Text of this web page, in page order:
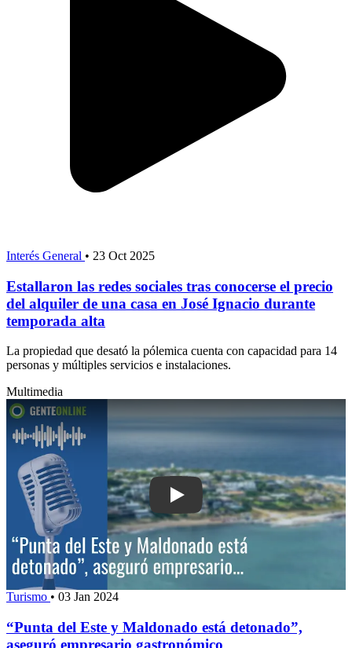
Interés General • 23 Oct 2025
Estallaron las redes sociales tras conocerse el precio
del alquiler de una casa en José Ignacio durante
temporada alta
La propiedad que desató la pólemica cuenta con capacidad para 14
personas y múltiples servicios e instalaciones.
Multimedia
Play: “Punta del Este y Maldonado
Turismo • 03 Jan 2024
“Punta del Este y Maldonado está detonado”,
aseguró empresario gastronómico